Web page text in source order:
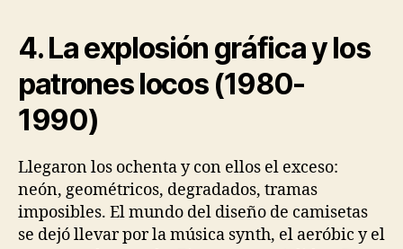
4. La explosión gráfica y los
patrones locos (1980-
1990)
Llegaron los ochenta y con ellos el exceso:
neón, geométricos, degradados, tramas
imposibles. El mundo del diseño de camisetas
se dejó llevar por la música synth, el aeróbic y el